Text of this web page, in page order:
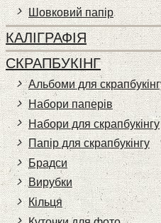
Шовковий папір
КАЛІГРАФІЯ
СКРАПБУКІНГ
Альбоми для
Набори паперів
Набори для скрапбукінгу
Папір для скрапбукінгу
Брадси
Вирубки
Кільця